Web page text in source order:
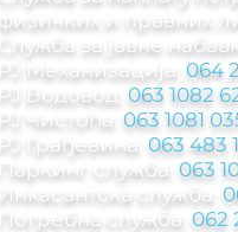
физичких и правних
Служба за јавне
РЈ Механизација: 064
РЈ Водовод: 063 1082
РЈ Чистоћа: 063 1081
РЈ Грађевина: 063 483
Паркинг служба 063
Инкасантска служба:
Погребна служба: 062